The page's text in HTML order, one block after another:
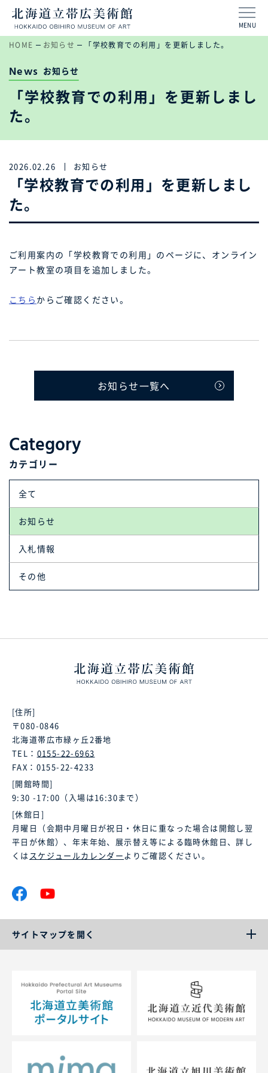
MENU
HOME お知らせ 「学校教育での利用」を更新しました。
News お知らせ
「学校教育での利用」を更新しまし
た。
2026.02.26 お知らせ
「学校教育での利用」を更新しまし
た。
ご利用案内の「学校教育での利用」のページに、オンライン
アート教室の項目を追加しました。
こちら からご確認ください。
お知らせ一覧へ
Category
カテゴリー
全て
お知らせ
入札情報
その他
[住所]
〒080-0846
北海道帯広市緑ヶ丘2番地
TEL： 0155-22-6963
FAX：0155-22-4233
[開館時間]
9:30 -17:00（入場は16:30まで）
[休館日]
月曜日（会期中月曜日が祝日・休日に重なった場合は開館し翌
平日が休館）、年末年始、展示替え等による臨時休館日、詳し
くは スケジュールカレンダーよりご確認ください。
サイトマップを開く